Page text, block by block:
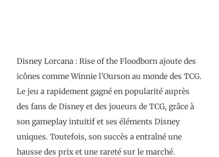
Disney Lorcana : Rise of the Floodborn ajoute des
icônes comme Winnie l’Ourson au monde des TCG.
Le jeu a rapidement gagné en popularité auprès
des fans de Disney et des joueurs de TCG, grâce à
son gameplay intuitif et ses éléments Disney
uniques. Toutefois, son succès a entraîné une
hausse des prix et une rareté sur le marché.